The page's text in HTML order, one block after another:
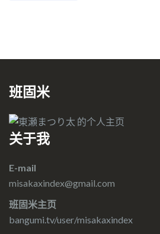
班固米
关于我
E-mail
misakaxindex@gmail.com
班固米主页
bangumi.tv/user/misakaxindex